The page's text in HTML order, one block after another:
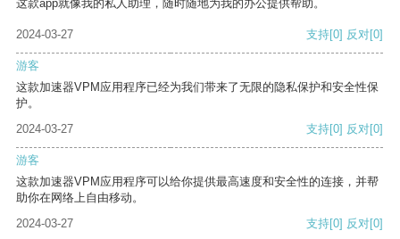
这款app就像我的私人助理，随时随地为我的办公提供帮助。
2024-03-27 支持[0] 反对[0]
游客
这款加速器VPM应用程序已经为我们带来了无限的隐私保护和安全性保
护。
2024-03-27
支持[0] 反对[0]
游客
这款加速器VPM应用程序可以给你提供最高速度和安全性的连接，并帮
助你在网络上自由移动。
2024-03-27
支持[0] 反对[0]